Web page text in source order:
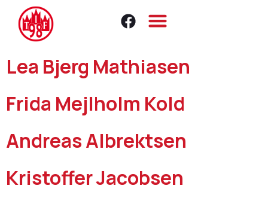
Lea Bjerg Mathiasen
Frida Mejlholm Kold
Andreas Albrektsen
Kristoffer Jacobsen